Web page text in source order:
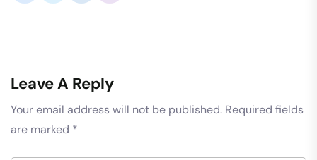
Leave A Reply
Your email address will not be published. Required fields
are marked *